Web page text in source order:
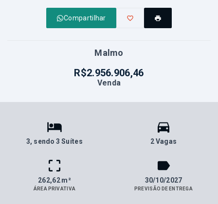
Compartilhar
Malmo
R$2.956.906,46
Venda
3, sendo 3 Suítes 2 Vagas
262,62 m²
ÁREA PRIVATIVA
30/10/2027
PREVISÃO DE ENTREGA